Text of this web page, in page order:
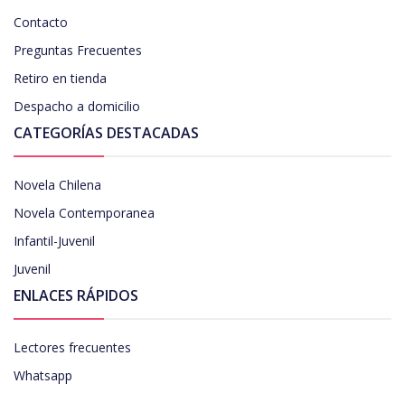
Contacto
Preguntas Frecuentes
Retiro en tienda
Despacho a domicilio
CATEGORÍAS DESTACADAS
Novela Chilena
Novela Contemporanea
Infantil-Juvenil
Juvenil
ENLACES RÁPIDOS
Lectores frecuentes
Whatsapp